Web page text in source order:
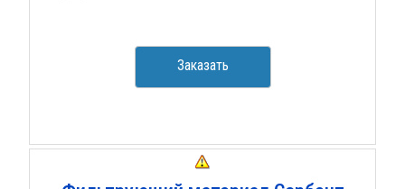
Заказать